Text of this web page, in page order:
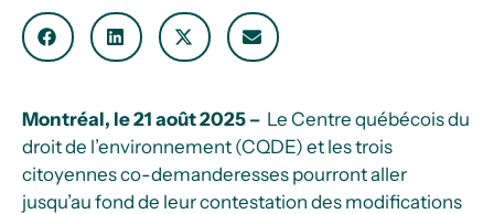
Montréal, le 21 août 2025 – Le Centre québécois du
droit de l’environnement (CQDE) et les trois
citoyennes co-demanderesses pourront aller
jusqu’au fond de leur contestation des modifications